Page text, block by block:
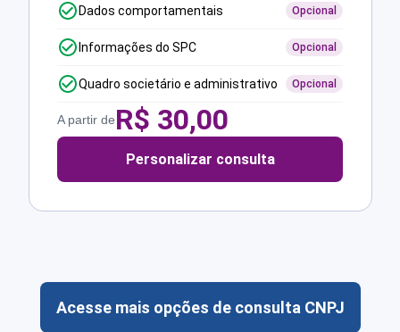
Dados comportamentais Opcional
Informações do SPC Opcional
Quadro societário e administrativo Opcional
A partir deR$ 30,00
Personalizar consulta
Acesse mais opções de consulta CNPJ